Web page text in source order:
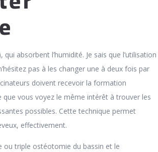
absorbent l’humidité. Je sais que l’utilisation
pas à les changer une à deux fois par
doivent recevoir la formation
que vous voyez le même intérêt à trouver les
possibles. Cette technique permet
effectivement.
ou triple ostéotomie du bassin et le